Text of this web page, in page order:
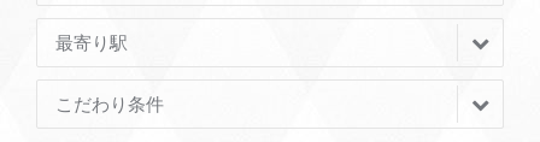
最寄り駅
こだわり条件